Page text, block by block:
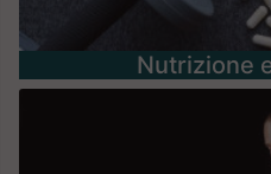
Nutrizione